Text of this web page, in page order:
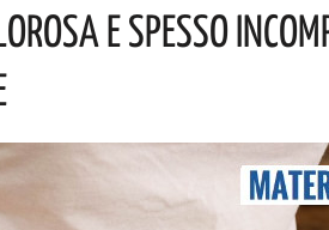
PER IMPRESE, LAVORO ED ENERGIA SOSTENIBILE. I DETTAGLI
E Spesso